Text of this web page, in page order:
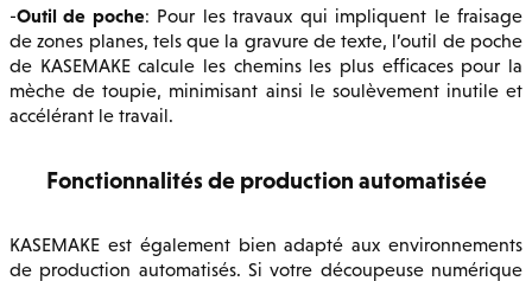
-Outil de poche: Pour les travaux qui impliquent le fraisage
de zones planes, tels que la gravure de texte, l’outil de poche
de KASEMAKE calcule les chemins les plus efficaces pour la
mèche de toupie, minimisant ainsi le soulèvement inutile et
accélérant le travail.
Fonctionnalités de production automatisée
KASEMAKE est également bien adapté aux environnements
de production automatisés. Si votre découpeuse numérique